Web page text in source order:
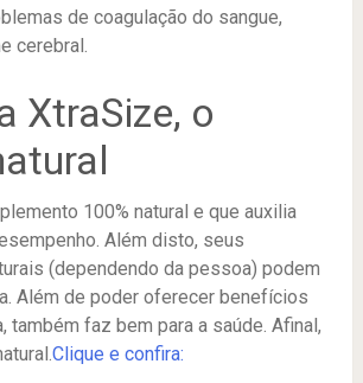
de coagulação do sangue,
cerebral.
XtraSize, o
100% natural e que auxilia
Além disto, seus
(dependendo da pessoa) podem
Além de poder oferecer benefícios
também faz bem para a saúde. Afinal,
Clique e confira: